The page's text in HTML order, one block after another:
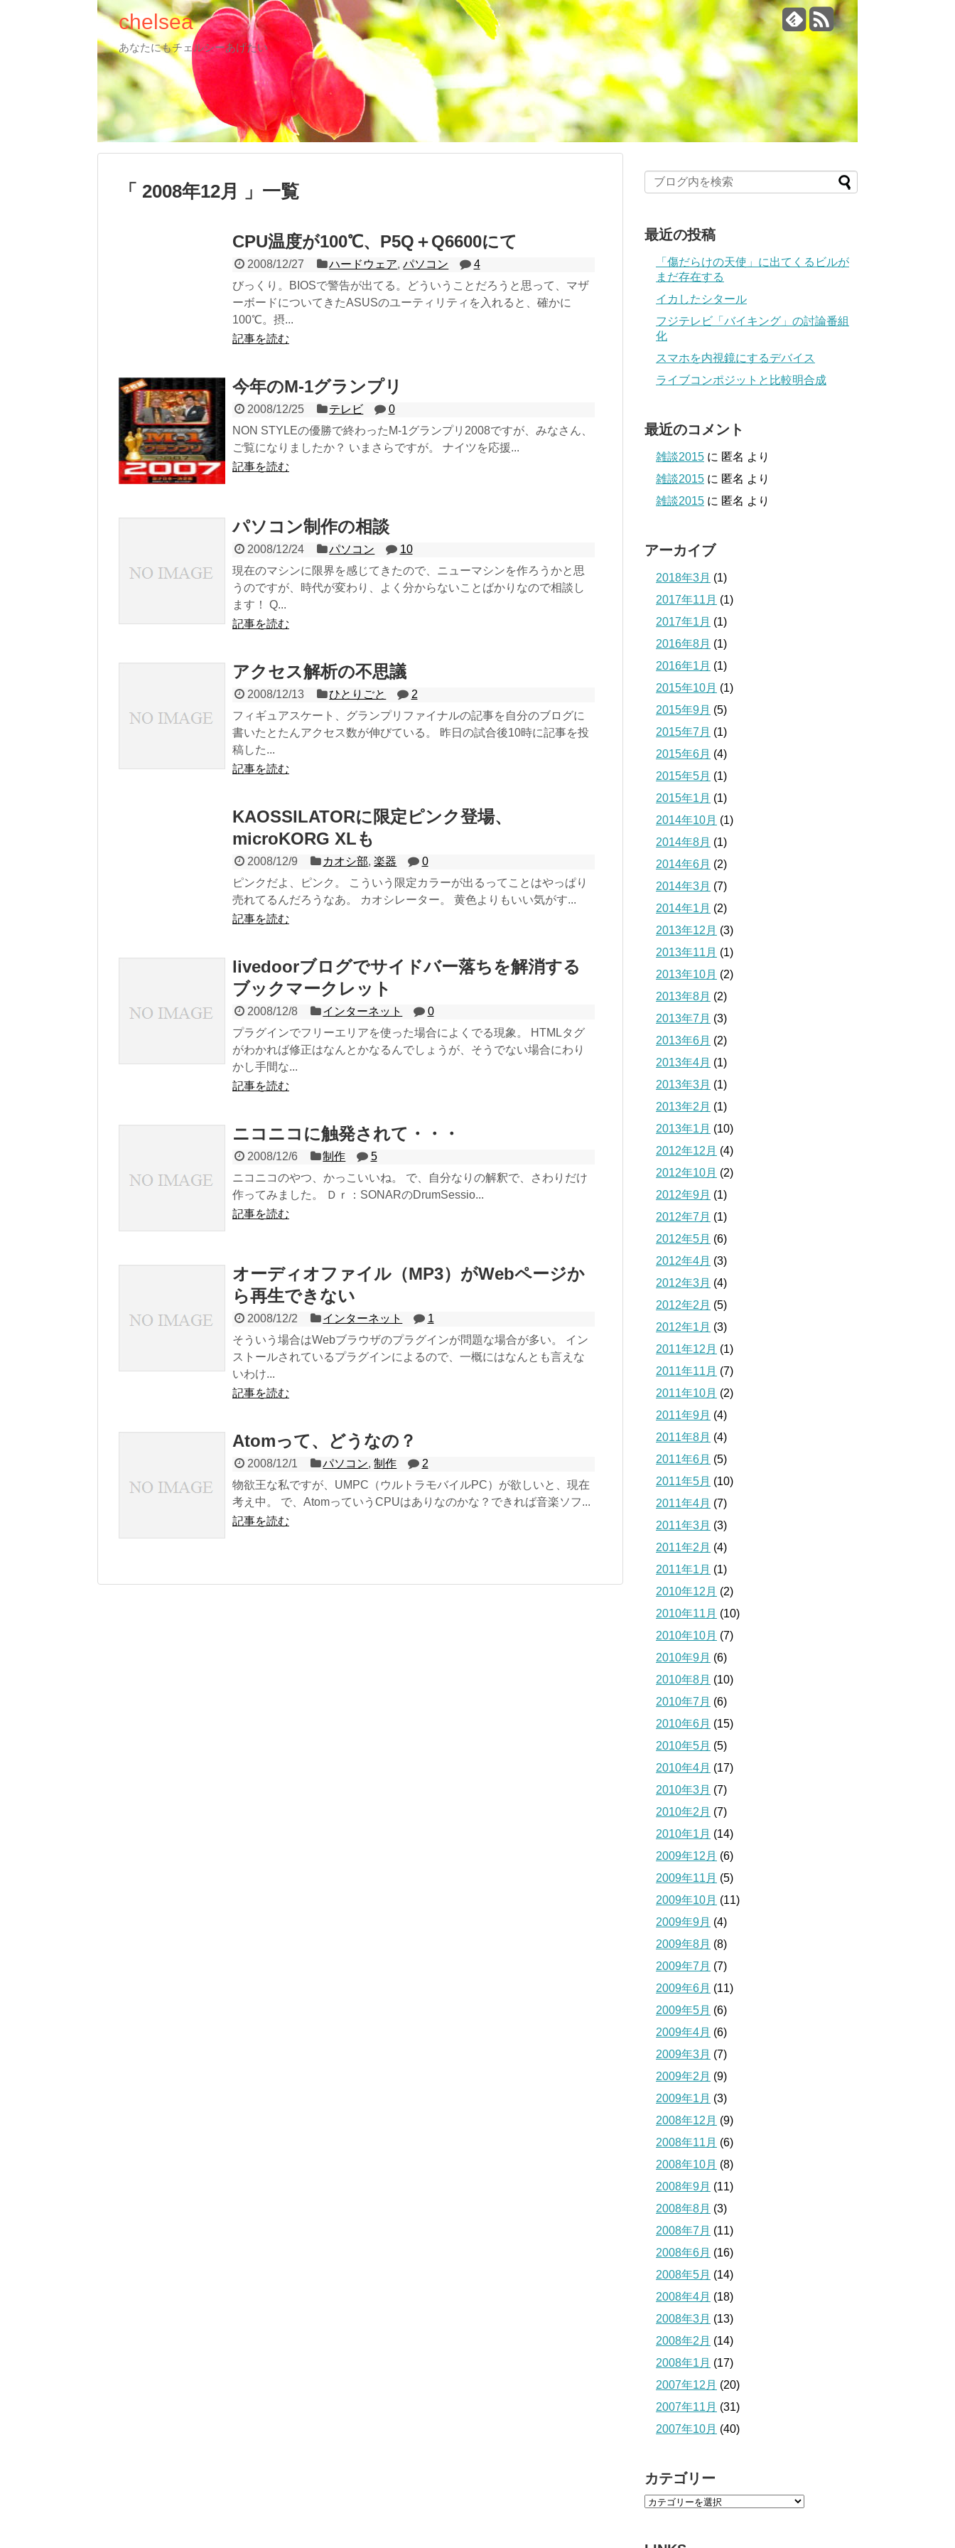
chelsea
あなたにもチェルシーあげたい
2008年12月 一覧
CPU温度が100℃、P5Q＋Q6600にて
2008/12/27 ハードウェア,パソコン
4
びっくり。BIOSで警告が出てる。どういうことだろうと思って、マザ
ーボードについてきたASUSのユーティリティを入れると、確かに
100℃。摂...
記事を読む
今年のM-1グランプリ
2008/12/25 テレビ
0
NON STYLEの優勝で終わったM-1グランプリ2008ですが、みなさん、
ご覧になりましたか？ いまさらですが。 ナイツを応援...
記事を読む
パソコン制作の相談
2008/12/24 パソコン
10
現在のマシンに限界を感じてきたので、ニューマシンを作ろうかと思
うのですが、時代が変わり、よく分からないことばかりなので相談し
ます！ Q...
記事を読む
アクセス解析の不思議
2008/12/13 ひとりごと
2
フィギュアスケート、グランプリファイナルの記事を自分のブログに
書いたとたんアクセス数が伸びている。 昨日の試合後10時に記事を投
稿した...
記事を読む
KAOSSILATORに限定ピンク登場、
microKORG XLも
2008/12/9 カオシ部,楽器
0
ピンクだよ、ピンク。 こういう限定カラーが出るってことはやっぱり
売れてるんだろうなあ。 カオシレーター。 黄色よりもいい気がす...
記事を読む
livedoorブログでサイドバー落ちを解消する
ブックマークレット
2008/12/8 インターネット
0
プラグインでフリーエリアを使った場合によくでる現象。 HTMLタグ
がわかれば修正はなんとかなるんでしょうが、そうでない場合にわり
かし手間な...
記事を読む
ニコニコに触発されて・・・
2008/12/6 制作
5
ニコニコのやつ、かっこいいね。 で、自分なりの解釈で、さわりだけ
作ってみました。 Ｄｒ：SONARのDrumSessio...
記事を読む
オーディオファイル（MP3）がWebページか
ら再生できない
2008/12/2 インターネット
1
そういう場合はWebブラウザのプラグインが問題な場合が多い。 イン
ストールされているプラグインによるので、一概にはなんとも言えな
いわけ...
記事を読む
Atomって、どうなの？
2008/12/1 パソコン,制作
2
物欲王な私ですが、UMPC（ウルトラモバイルPC）が欲しいと、現在
考え中。 で、AtomっていうCPUはありなのかな？できれば音楽ソフ...
記事を読む
最近の投稿
「傷だらけの天使」に出てくるビルが
まだ存在する
イカしたシタール
フジテレビ「バイキング」の討論番組
化
スマホを内視鏡にするデバイス
ライブコンポジットと比較明合成
最近のコメント
雑談2015 に 匿名 より
雑談2015 に 匿名 より
雑談2015 に 匿名 より
アーカイブ
2018年3月 (1)
2017年11月 (1)
2017年1月 (1)
2016年8月 (1)
2016年1月 (1)
2015年10月 (1)
2015年9月 (5)
2015年7月 (1)
2015年6月 (4)
2015年5月 (1)
2015年1月 (1)
2014年10月 (1)
2014年8月 (1)
2014年6月 (2)
2014年3月 (7)
2014年1月 (2)
2013年12月 (3)
2013年11月 (1)
2013年10月 (2)
2013年8月 (2)
2013年7月 (3)
2013年6月 (2)
2013年4月 (1)
2013年3月 (1)
2013年2月 (1)
2013年1月 (10)
2012年12月 (4)
2012年10月 (2)
2012年9月 (1)
2012年7月 (1)
2012年5月 (6)
2012年4月 (3)
2012年3月 (4)
2012年2月 (5)
2012年1月 (3)
2011年12月 (1)
2011年11月 (7)
2011年10月 (2)
2011年9月 (4)
2011年8月 (4)
2011年6月 (5)
2011年5月 (10)
2011年4月 (7)
2011年3月 (3)
2011年2月 (4)
2011年1月 (1)
2010年12月 (2)
2010年11月 (10)
2010年10月 (7)
2010年9月 (6)
2010年8月 (10)
2010年7月 (6)
2010年6月 (15)
2010年5月 (5)
2010年4月 (17)
2010年3月 (7)
2010年2月 (7)
2010年1月 (14)
2009年12月 (6)
2009年11月 (5)
2009年10月 (11)
2009年9月 (4)
2009年8月 (8)
2009年7月 (7)
2009年6月 (11)
2009年5月 (6)
2009年4月 (6)
2009年3月 (7)
2009年2月 (9)
2009年1月 (3)
2008年12月 (9)
2008年11月 (6)
2008年10月 (8)
2008年9月 (11)
2008年8月 (3)
2008年7月 (11)
2008年6月 (16)
2008年5月 (14)
2008年4月 (18)
2008年3月 (13)
2008年2月 (14)
2008年1月 (17)
2007年12月 (20)
2007年11月 (31)
2007年10月 (40)
カテゴリー